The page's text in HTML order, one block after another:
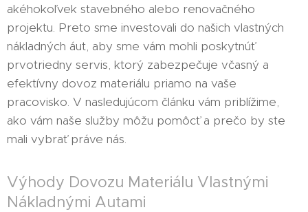
akéhokoľvek stavebného alebo renovačného
projektu. Preto sme investovali do našich vlastných
nákladných áut, aby sme vám mohli poskytnúť
prvotriedny servis, ktorý zabezpečuje včasný a
efektívny dovoz materiálu priamo na vaše
pracovisko. V nasledujúcom článku vám priblížime,
ako vám naše služby môžu pomôcť a prečo by ste
mali vybrať práve nás.
Výhody Dovozu Materiálu Vlastnými
Nákladnými Autami